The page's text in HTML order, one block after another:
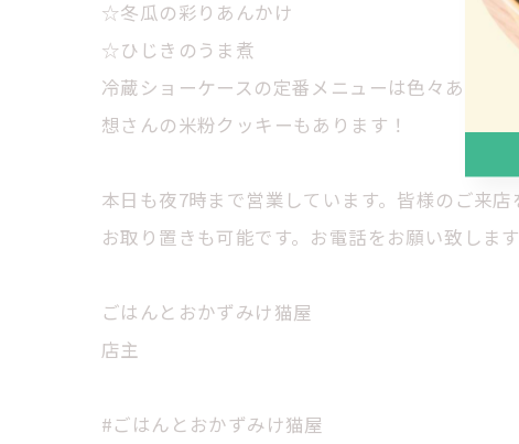
☆冬瓜の彩りあんかけ
☆ひじきのうま煮
冷蔵ショーケースの定番メニューは色々ありま
想さんの米粉クッキーもあります！
本日も夜7時まで営業しています。皆様のご来店
お取り置きも可能です。お電話をお願い致しま
ごはんとおかずみけ猫屋
店主
#ごはんとおかずみけ猫屋